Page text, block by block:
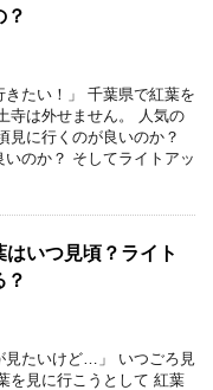
？
きたい！」 千葉県で紅葉を
寺は外せません。 人気の
見に行くのが良いのか？
のか？ そしてライトアッ
いつ見頃？ライト
？
見たいけど…」 いつごろ見
を見に行こうとして 紅葉